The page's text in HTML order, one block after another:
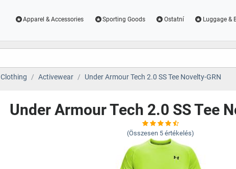
Apparel & Accessories Sporting Goods Ostatní Luggage &
Clothing Activewear Under Armour Tech 2.0 SS Tee Novelty-GRN
Under Armour Tech 2.0 SS Tee
(Összesen 5 értékelés)